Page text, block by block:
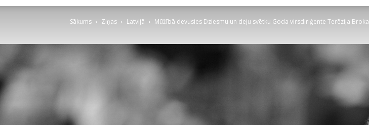
Sākums Ziņas Latvijā Mūžībā devusies Dziesmu un deju svētku Goda virsdiriģente Terēzija Broka